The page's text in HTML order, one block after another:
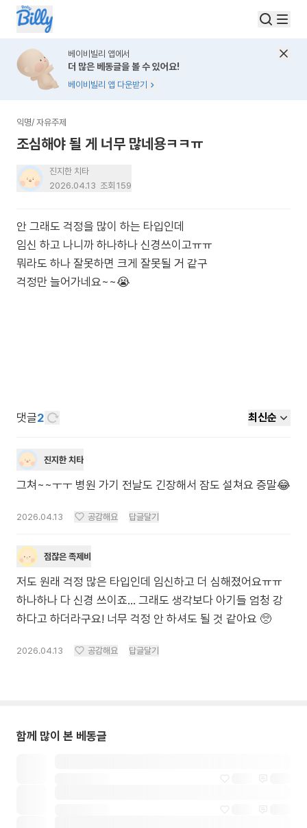
베이비빌리 앱에서
더 많은 베동글을 볼 수 있어요!
베이비빌리 앱 다운받기
익명/ 자유주제
조심해야 될 게 너무 많네용ㅋㅋㅠ
진지한 치타
2026.04.13 조회 159
안 그래도 걱정을 많이 하는 타입인데
임신 하고 나니까 하나하나 신경쓰이고ㅠㅠ
뭐라도 하나 잘못하면 크게 잘못될 거 같구
걱정만 늘어가네요~~😭
댓글2 최신순
진지한 치타
그쳐~~ㅜㅜ 병원 가기 전날도 긴장해서 잠도 설쳐요 증말😂
2026.04.13 공감해요 답글달기
점잖은 족제비
저도 원래 걱정 많은 타입인데 임신하고 더 심해졌어요ㅠㅠ
하나하나 다 신경 쓰이죠… 그래도 생각보다 아기들 엄청 강
하다고 하더라구요! 너무 걱정 안 하셔도 될 것 같아요 🥺
2026.04.13 공감해요 답글달기
함께 많이 본 베동글